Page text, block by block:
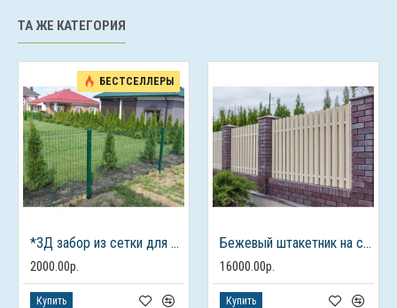
ТА ЖЕ КАТЕГОРИЯ
БЕСТСЕЛЛЕРЫ
*3Д забор из сетки для дачного дома
2000.00р.
Купить
Бежевый штакетник на столбах из кирпича
16000.00р.
Купить